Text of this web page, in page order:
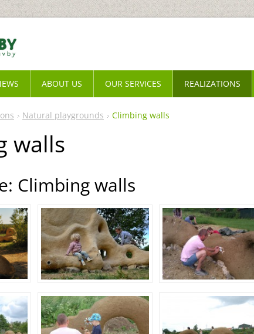
Natural playgrounds Climbing walls
walls
Climbing walls
ABOUT US OUR SERVICES REALIZATIONS